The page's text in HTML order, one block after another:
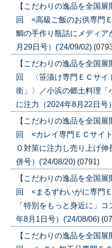
【こだわりの逸品を全国展
回 <高級ご飯のお供専門
鯛の手作り瓶詰にメディ
月29日号）('24/09/02)
【こだわりの逸品を全国
回 〈笹漬け専門ＥＣサ
衛」〉／小浜の郷土料理「
に注力（2024年8月22日号
【こだわりの逸品を全国
回 <カレイ専門ＥＣサイ
Ｏ対策に注力し売り上げ
併号）('24/08/20) (0791)
【こだわりの逸品を全国
回 <まるずわいがに専門
「特別をもっと身近に」
年8月1日号）('24/08/06)
【こだわりの逸品を全国